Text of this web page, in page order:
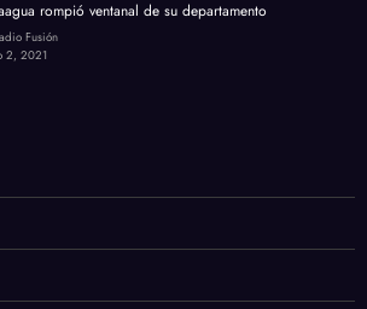
rompió ventanal de su departamento
Fusión
2, 2021